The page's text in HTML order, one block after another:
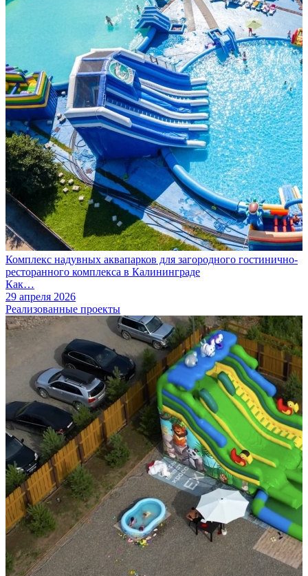
Комплекс надувных аквапарков для загородного гостинично-
ресторанного комплекса в Калининграде
Как…
29 апреля 2026
Реализованные проекты